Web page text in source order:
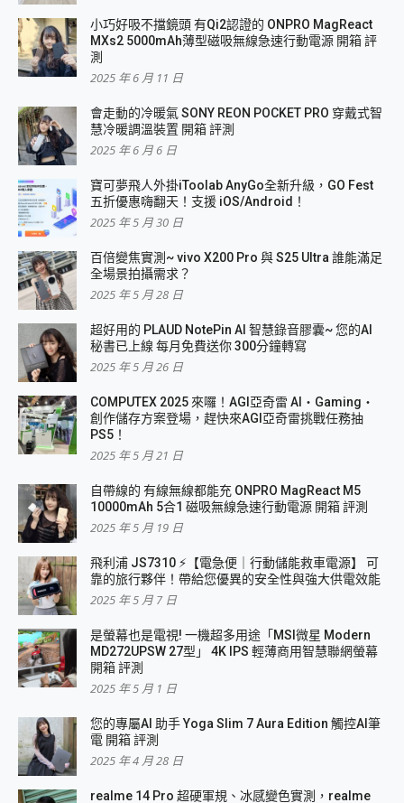
小巧好吸不擋鏡頭 有Qi2認證的 ONPRO MagReact
MXs2 5000mAh薄型磁吸無線急速行動電源 開箱 評
測
2025 年 6 月 11 日
會走動的冷暖氣 SONY REON POCKET PRO 穿戴式智
慧冷暖調溫裝置 開箱 評測
2025 年 6 月 6 日
寶可夢飛人外掛iToolab AnyGo全新升級，GO Fest
五折優惠嗨翻天！支援 iOS/Android！
2025 年 5 月 30 日
百倍變焦實測~ vivo X200 Pro 與 S25 Ultra 誰能滿足
全場景拍攝需求？
2025 年 5 月 28 日
超好用的 PLAUD NotePin AI 智慧錄音膠囊~ 您的AI
秘書已上線 每月免費送你 300分鐘轉寫
2025 年 5 月 26 日
COMPUTEX 2025 來囉！AGI亞奇雷 AI・Gaming・
創作儲存方案登場，趕快來AGI亞奇雷挑戰任務抽
PS5！
2025 年 5 月 21 日
自帶線的 有線無線都能充 ONPRO MagReact M5
10000mAh 5合1 磁吸無線急速行動電源 開箱 評測
2025 年 5 月 19 日
飛利浦 JS7310 ⚡【電急便｜行動儲能救車電源】 可
靠的旅行夥伴！帶給您優異的安全性與強大供電效能
2025 年 5 月 7 日
是螢幕也是電視! 一機超多用途「MSI微星 Modern
MD272UPSW 27型」 4K IPS 輕薄商用智慧聯網螢幕
開箱 評測
2025 年 5 月 1 日
您的專屬AI 助手 Yoga Slim 7 Aura Edition 觸控AI筆
電 開箱 評測
2025 年 4 月 28 日
realme 14 Pro 超硬軍規、冰感變色實測，realme